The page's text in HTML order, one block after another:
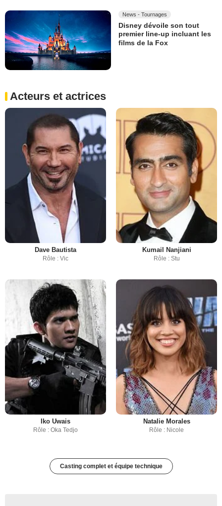
News - Tournages
Disney dévoile son tout
premier line-up incluant les
films de la Fox
Acteurs et actrices
Dave Bautista
Rôle : Vic
Kumail Nanjiani
Rôle : Stu
Iko Uwais
Rôle : Oka Tedjo
Natalie Morales
Rôle : Nicole
Casting complet et équipe technique